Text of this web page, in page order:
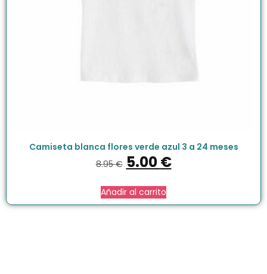
Camiseta blanca flores verde azul 3 a 24 meses
8.95€ 5.00€
Añadir al carrito